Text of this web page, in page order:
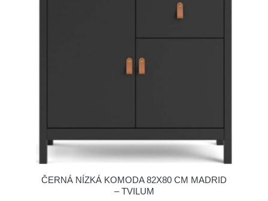
ČERNÁ NÍZKÁ KOMODA 82X80 CM MADRID
– TVILUM